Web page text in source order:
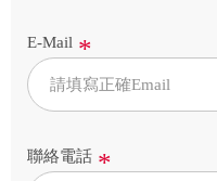
E-Mail
聯絡電話